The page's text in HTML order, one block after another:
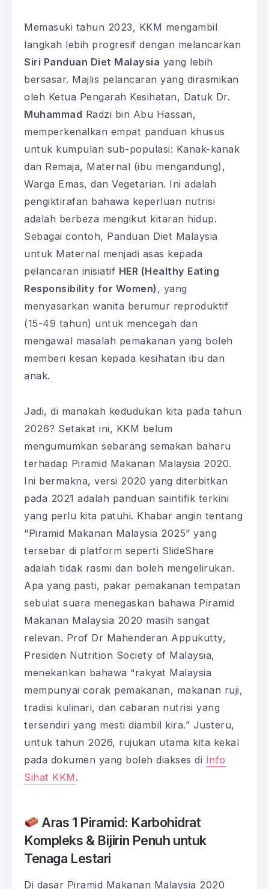
Memasuki tahun 2023, KKM mengambil
langkah lebih progresif dengan melancarkan
Siri Panduan Diet Malaysia yang lebih
bersasar. Majlis pelancaran yang dirasmikan
oleh Ketua Pengarah Kesihatan, Datuk Dr.
Muhammad Radzi bin Abu Hassan,
memperkenalkan empat panduan khusus
untuk kumpulan sub-populasi: Kanak-kanak
dan Remaja, Maternal (ibu mengandung),
Warga Emas, dan Vegetarian. Ini adalah
pengiktirafan bahawa keperluan nutrisi
adalah berbeza mengikut kitaran hidup.
Sebagai contoh, Panduan Diet Malaysia
untuk Maternal menjadi asas kepada
pelancaran inisiatif HER (Healthy Eating
Responsibility for Women) , yang
menyasarkan wanita berumur reproduktif
(15-49 tahun) untuk mencegah dan
mengawal masalah pemakanan yang boleh
memberi kesan kepada kesihatan ibu dan
anak.
Jadi, di manakah kedudukan kita pada tahun
2026? Setakat ini, KKM belum
mengumumkan sebarang semakan baharu
terhadap Piramid Makanan Malaysia 2020.
Ini bermakna, versi 2020 yang diterbitkan
pada 2021 adalah panduan saintifik terkini
yang perlu kita patuhi. Khabar angin tentang
“Piramid Makanan Malaysia 2025” yang
tersebar di platform seperti SlideShare
adalah tidak rasmi dan boleh mengelirukan.
Apa yang pasti, pakar pemakanan tempatan
sebulat suara menegaskan bahawa Piramid
Makanan Malaysia 2020 masih sangat
relevan. Prof Dr Mahenderan Appukutty,
Presiden Nutrition Society of Malaysia,
menekankan bahawa “rakyat Malaysia
mempunyai corak pemakanan, makanan ruji,
tradisi kulinari, dan cabaran nutrisi yang
tersendiri yang mesti diambil kira.” Justeru,
untuk tahun 2026, rujukan utama kita kekal
pada dokumen yang boleh diakses di Info
Sihat KKM .
Aras 1 Piramid: Karbohidrat
Kompleks & Bijirin Penuh untuk
Tenaga Lestari
Di dasar Piramid Makanan Malaysia 2020